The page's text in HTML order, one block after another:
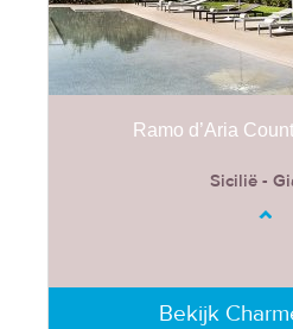
Ramo d’Aria
Sicilië -
Bekijk